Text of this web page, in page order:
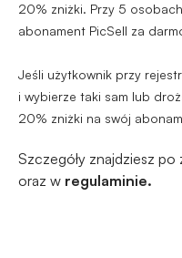
20% zniżki. Przy 5
abonament PicSell za
Jeśli użytkownik przy
i wybierze taki sam lub
20% zniżki na swój
Szczegóły znajdziesz
oraz w regulaminie.